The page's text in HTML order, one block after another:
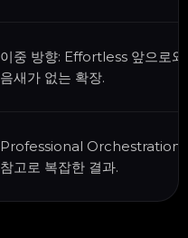
이중 방향: Effortless 앞으로와
음새가 없는 확장.
Professional Orchestration:
참고로 복잡한 결과.